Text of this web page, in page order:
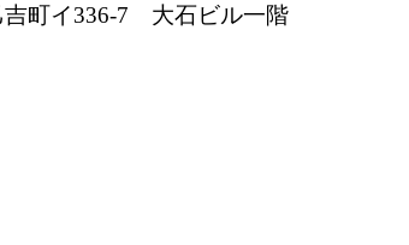
吉町イ336-7 大石ビル一階